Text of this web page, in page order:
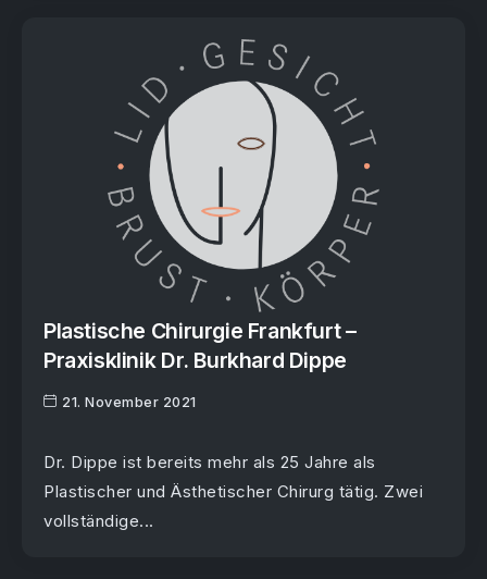
Plastische Chirurgie Frankfurt –
Praxisklinik Dr. Burkhard Dippe
21. November 2021
Dr. Dippe ist bereits mehr als 25 Jahre als
Plastischer und Ästhetischer Chirurg tätig. Zwei
vollständige...